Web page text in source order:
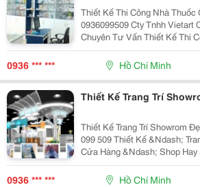
Thiết Kế Thi Công Nhà Thuốc Giá
0936099509 Cty Tnhh Vietart Chúng Tôi Là Công Ty
Chuyên Tư Vấn Thiết Kế Thi
Chuẩn Ggp Cho Khách Hàng
(Sài Gòn) Và Các Tỉnh Lân
0936 *** *** Hồ Chí Minh
Thiết Kế Trang Trí
Thiết Kế Trang Trí Showrom Đẹp Tphcm
099 509 Thiết Kế &Ndash; Trang Trí Shop Để Có Một
Cửa Hàng &Ndash; Shop
Hình Ảnh Chuyên Nghiệp Thì
Nghiên Cứu Kỹ Lưỡng Về
0936 *** *** Hồ Chí Minh